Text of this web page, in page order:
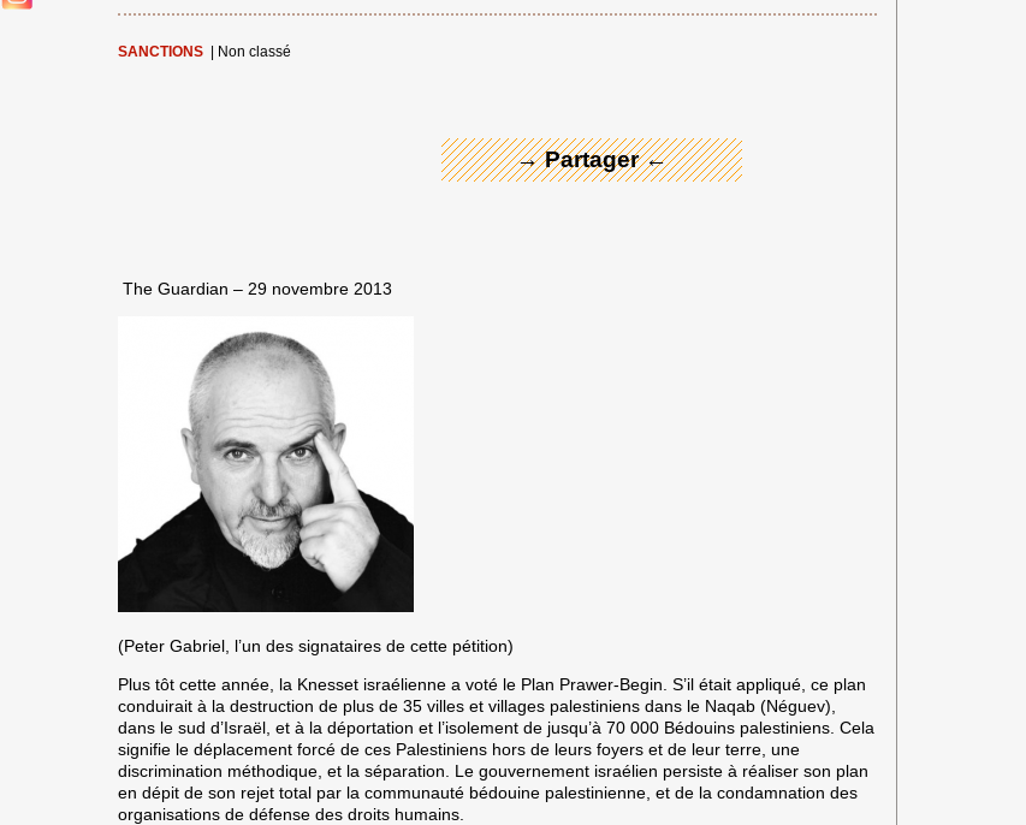
SANCTIONS Non classé
→ Partager ←
The Guardian – 29 novembre 2013
(Peter Gabriel, l’un des signataires de cette pétition)
Plus tôt cette année, la Knesset israélienne a voté le Plan Prawer-Begin. S’il était appliqué, ce plan
conduirait à la destruction de plus de 35 villes et villages palestiniens dans le Naqab (Néguev),
dans le sud d’Israël, et à la déportation et l’isolement de jusqu’à 70 000 Bédouins palestiniens. Cela
signifie le déplacement forcé de ces Palestiniens hors de leurs foyers et de leur terre, une
discrimination méthodique, et la séparation. Le gouvernement israélien persiste à réaliser son plan
en dépit de son rejet total par la communauté bédouine palestinienne, et de la condamnation des
organisations de défense des droits humains.